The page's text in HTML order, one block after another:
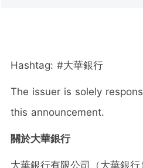
Hashtag: #大華銀行
The issuer is solely
this announcement.
關於大華銀行
大華銀行有限公司（大華銀